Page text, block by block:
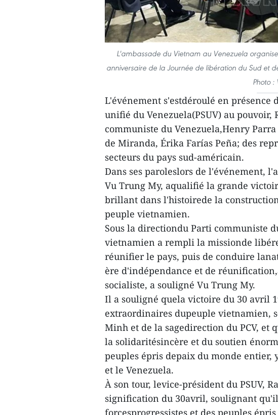
L'ambassade du Vietnam au Venezuela
anniversaire de la Journée de libération du Sud et
Photo :
L'événement s'estdéroulé en présence
unifié du Venezuela(PSUV) au pouvoir,
communiste du Venezuela,Henry
de Miranda, Érika Farías Peña; des
secteurs du pays sud-américain.
Dans ses paroleslors de l'événement,
Vu Trung My, aqualifié la grande
brillant dans l'histoirede la
peuple vietnamien.
Sous la directiondu Parti communiste
vietnamien a rempli la missionde
réunifier le pays, puis de conduire
ère d'indépendance et de
socialiste, a souligné Vu Trung My.
Il a souligné quela victoire du 30 avril
extraordinaires dupeuple vietnamien,
Minh et de la sagedirection du PCV, et
la solidaritésincère et du soutien
peuples épris depaix du monde entier,
et le Venezuela.
À son tour, levice-président du PSUV,
signification du 30avril, soulignant
forcesprogressistes et des peuples